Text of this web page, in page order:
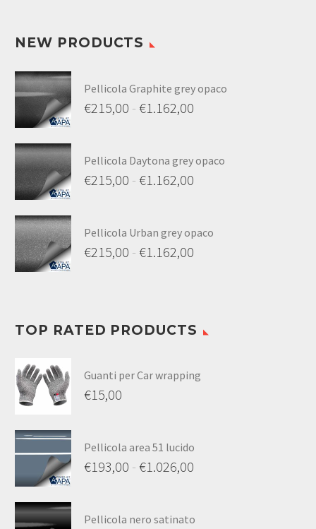
NEW PRODUCTS
Pellicola Graphite grey opaco
€215,00 - €1.162,00
Pellicola Daytona grey opaco
€215,00 - €1.162,00
Pellicola Urban grey opaco
€215,00 - €1.162,00
TOP RATED PRODUCTS
Guanti per Car wrapping
€15,00
Pellicola area 51 lucido
€193,00 - €1.026,00
Pellicola nero satinato